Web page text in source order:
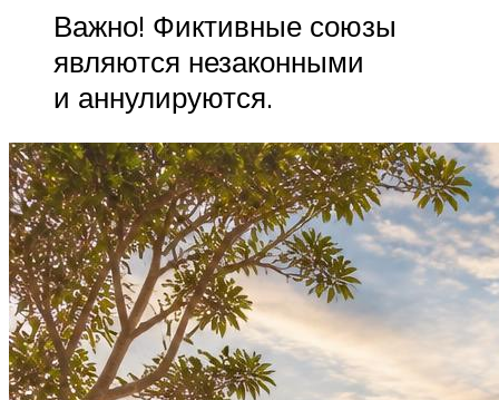
Важно! Фиктивные союзы
являются незаконными
и аннулируются.